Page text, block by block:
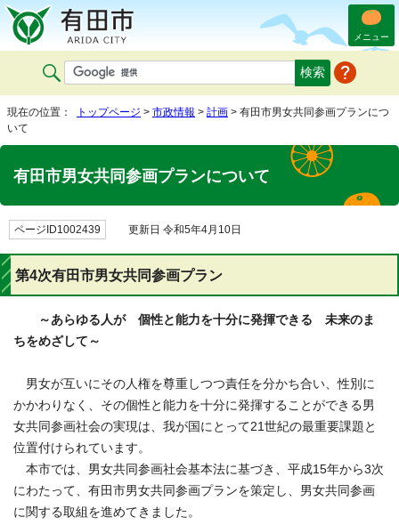
メニュー
現在の位置： トップページ > 市政情報 > 計画 > 有田市男女共同参画プランにつ
いて
有田市男女共同参画プランについて
ページID1002439 更新日 令和5年4月10日
第4次有田市男女共同参画プラン
～あらゆる人が 個性と能力を十分に発揮できる 未来のま
ちをめざして～
男女が互いにその人権を尊重しつつ責任を分かち合い、性別に
かかわりなく、その個性と能力を十分に発揮することができる男
女共同参画社会の実現は、我が国にとって21世紀の最重要課題と
位置付けられています。
本市では、男女共同参画社会基本法に基づき、平成15年から3次
にわたって、有田市男女共同参画プランを策定し、男女共同参画
に関する取組を進めてきました。